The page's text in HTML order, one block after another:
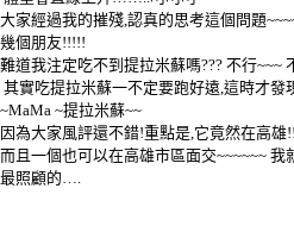
大家經過我的摧殘,認真的思考這個問題
幾個朋友!!!!!
難道我注定吃不到提拉米蘇嗎??? 不行~~~
其實吃提拉米蘇一不定要跑好遠,這時才發
~MaMa ~提拉米蘇~~
因為大家風評還不錯!重點是,它竟然在高
而且一個也可以在高雄市區面交~~~~~~ 我
最照顧的….